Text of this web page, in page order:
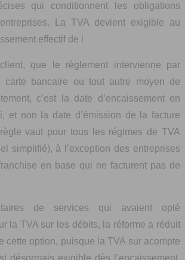
qui conditionnent les obligations
La TVA devient exigible au
effectif de l
que le règlement intervienne par
carte bancaire ou tout autre moyen de
c’est la date d’encaissement en
et non la date d’émission de la facture
règle vaut pour tous les régimes de TVA
simplifié), à l’exception des entreprises
en base qui ne facturent pas de
de services qui avaient opté
la TVA sur les débits, la réforme a réduit
cette option, puisque la TVA sur acompte